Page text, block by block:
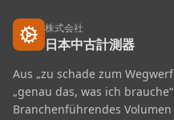
株式会社
日本中古計測器
Aus „zu schade zum
„genau das, was ich
Branchenführendes Volumen